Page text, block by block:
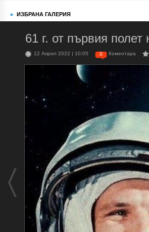
ИЗБРАНА ГАЛЕРИЯ
61 г. от първия
12 Април 2022 | 10:05 0 Коментара